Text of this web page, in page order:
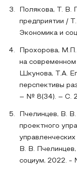
Полякова, Т. В.
предприятии /
Экономика и
Прохорова,
на
Шкунова, Т.А.
перспективы
– № 8(34). – С.
Пчелинцев, В.
проектного
В. В.
социум, 2022. -